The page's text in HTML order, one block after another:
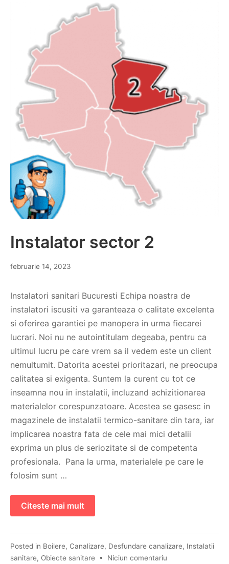
Instalator sector 2
februarie 14, 2023
Instalatori sanitari Bucuresti Echipa noastra de
instalatori iscusiti va garanteaza o calitate excelenta
si oferirea garantiei pe manopera in urma fiecarei
lucrari. Noi nu ne autointitulam degeaba, pentru ca
ultimul lucru pe care vrem sa il vedem este un client
nemultumit. Datorita acestei prioritazari, ne preocupa
calitatea si exigenta. Suntem la curent cu tot ce
inseamna nou in instalatii, incluzand achizitionarea
materialelor corespunzatoare. Acestea se gasesc in
magazinele de instalatii termico-sanitare din tara, iar
implicarea noastra fata de cele mai mici detalii
exprima un plus de seriozitate si de competenta
profesionala. Pana la urma, materialele pe care le
folosim sunt …
Citeste mai mult
Posted in Boilere, Canalizare, Desfundare canalizare, Instalatii
sanitare, Obiecte sanitare • Niciun comentariu